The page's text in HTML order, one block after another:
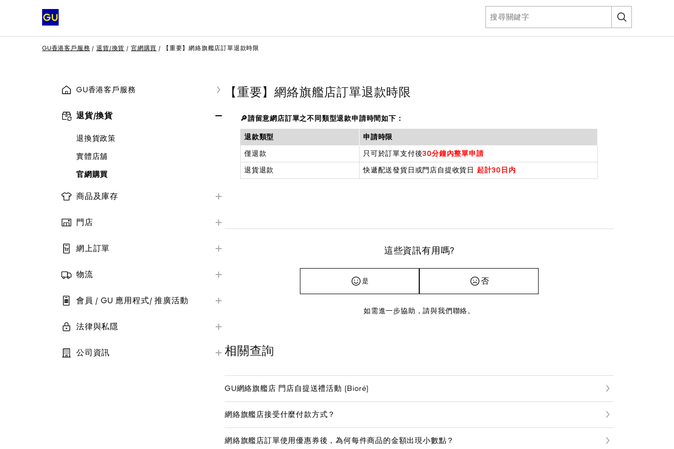
GU香港客戶服務 退貨/換貨 官網購買 【重要】網絡旗艦店訂單退款時限
GU香港客戶服務
退貨/換貨
退換貨政策
實體店舖
官網購買
商品及庫存
GU 大量購買
門店
付款方式
網上訂單
訂單狀態及更改
物流
自提點
(O2O)門店自提
會員 / GU 應用程式/ 推廣活動
推廣活動及優惠劵
電子報
法律與私隱
條款及細則
公司資訊
【重要】網絡旗艦店訂單退款時限
🔎請留意網店訂單之不同類型退款申請時間如下：
退款類型
申請時限
僅退款
只可於訂單支付後30分鐘內整單申請
退貨退款
快遞配送發貨日或門店自提收貨日 起計30日内
這些資訊有用嗎?
是 否
如需進一步協助，請與我們聯絡。
相關查詢
GU網絡旗艦店 門店自提送禮活動 (Bioré)
網絡旗艦店接受什麼付款方式？
網絡旗艦店訂單使用優惠券後，為何每件商品的金額出現小數點？